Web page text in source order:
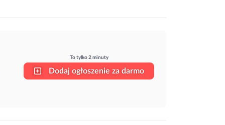
To tylko 2 minuty
Dodaj ogłoszenie za darmo